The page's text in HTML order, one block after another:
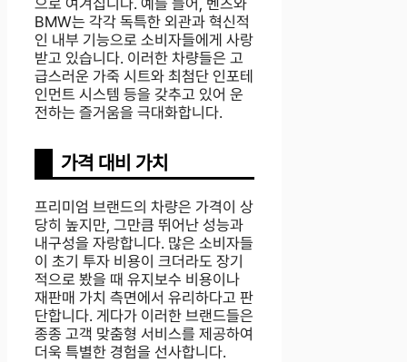
BMW는 각각 독특한 외관과 혁신적
인 내부 기능으로 소비자들에게 사랑
받고 있습니다. 이러한 차량들은 고
급스러운 가죽 시트와 최첨단 인포테
인먼트 시스템 등을 갖추고 있어 운
전하는 즐거움을 극대화합니다.
가격 대비 가치
프리미엄 브랜드의 차량은 가격이 상
당히 높지만, 그만큼 뛰어난 성능과
내구성을 자랑합니다. 많은 소비자들
이 초기 투자 비용이 크더라도 장기
적으로 봤을 때 유지보수 비용이나
재판매 가치 측면에서 유리하다고 판
단합니다. 게다가 이러한 브랜드들은
종종 고객 맞춤형 서비스를 제공하여
더욱 특별한 경험을 선사합니다.